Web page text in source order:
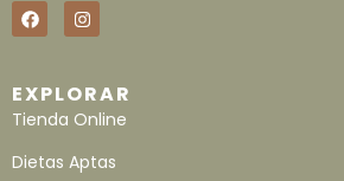
EXPLORAR
Tienda Online
Dietas Aptas